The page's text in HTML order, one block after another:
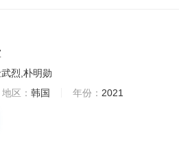
烈,朴明勋
地区： 韩国 年份： 2021